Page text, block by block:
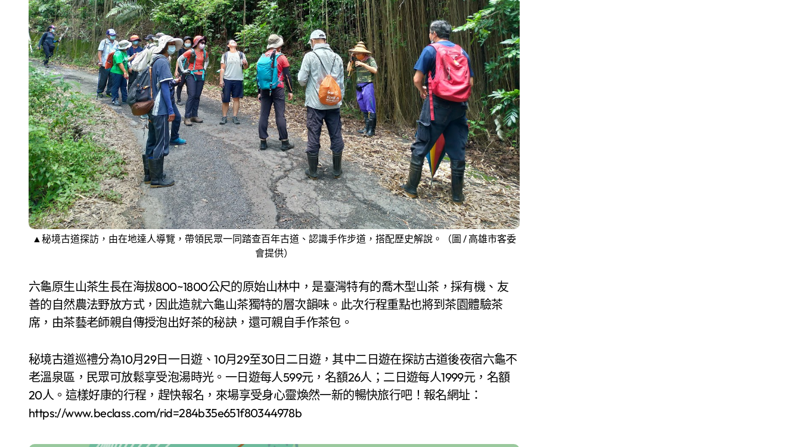
▲秘境古道探訪，由在地達人導覽，帶領民眾一同踏查百年古道、認識手作步道，搭配歷史解說。（圖 / 高雄市客委
會提供）
六龜原生山茶生長在海拔800~1800公尺的原始山林中，是臺灣特有的喬木型山茶，採有機、友
善的自然農法野放方式，因此造就六龜山茶獨特的層次韻味。此次行程重點也將到茶園體驗茶
席，由茶藝老師親自傳授泡出好茶的秘訣，還可親自手作茶包。
秘境古道巡禮分為10月29日一日遊、10月29至30日二日遊，其中二日遊在探訪古道後夜宿六龜不
老溫泉區，民眾可放鬆享受泡湯時光。一日遊每人599元，名額26人；二日遊每人1999元，名額
20人。這樣好康的行程，趕快報名，來場享受身心靈煥然一新的暢快旅行吧！報名網址：
https://www.beclass.com/rid=284b35e651f80344978b